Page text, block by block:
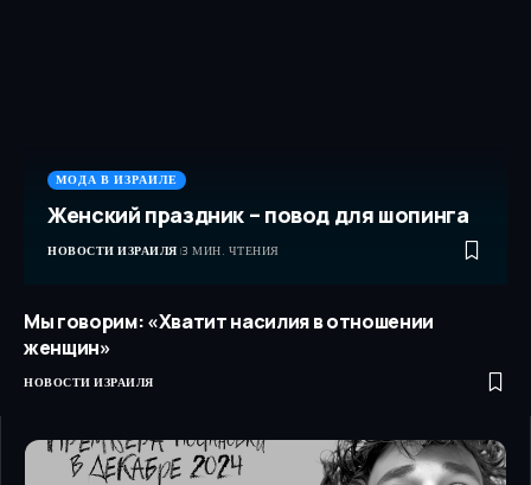
МОДА В ИЗРАИЛЕ
Женский праздник – повод для шопинга
НОВОСТИ ИЗРАИЛЯ 3 МИН. ЧТЕНИЯ
Мы говорим: «Хватит насилия в отношении
женщин»
НОВОСТИ ИЗРАИЛЯ